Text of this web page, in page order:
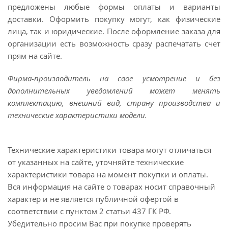
предложены любые формы оплаты и варианты
доставки. Оформить покупку могут, как физические
лица, так и юридические. После оформление заказа для
организации есть возможность сразу распечатать счет
прям на сайте.
Фирма-производитель на свое усмотрение и без
дополнительных уведомлений может менять
комплектацию, внешний вид, страну производства и
технические характеристики модели.
Технические характеристики товара могут отличаться
от указанных на сайте, уточняйте технические
характеристики товара на момент покупки и оплаты.
Вся информация на сайте о товарах носит справочный
характер и не является публичной офертой в
соответствии с пунктом 2 статьи 437 ГК РФ.
Убедительно просим Вас при покупке проверять